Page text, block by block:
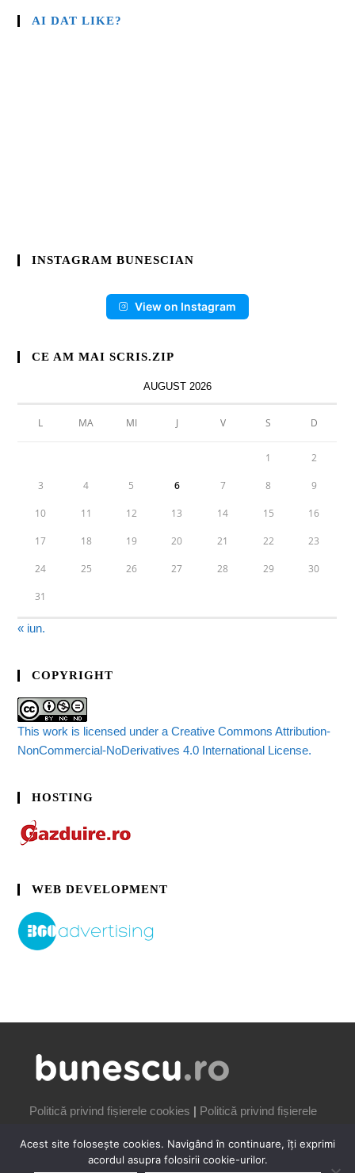
AI DAT LIKE?
INSTAGRAM BUNESCIAN
View on Instagram
CE AM MAI SCRIS.ZIP
AUGUST 2026
L MA MI J V S D
1 2
3 4 5 6 7 8 9
10 11 12 13 14 15 16
17 18 19 20 21 22 23
24 25 26 27 28 29 30
31
« iun.
COPYRIGHT
This work is licensed under a Creative Commons Attribution-
NonCommercial-NoDerivatives 4.0 International License.
HOSTING
WEB DEVELOPMENT
Politică privind fișierele cookies | Politică privind fișierele
Acest site folosește cookies. Navigând în continuare, îți exprimi
acordul asupra folosirii cookie-urilor.